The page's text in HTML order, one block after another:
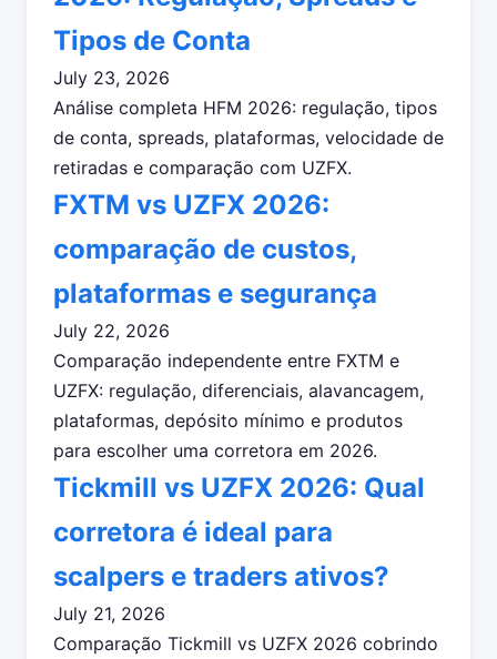
Tipos de Conta
July 23, 2026
Análise completa HFM 2026: regulação, tipos
de conta, spreads, plataformas, velocidade de
retiradas e comparação com UZFX.
FXTM vs UZFX 2026:
comparação de custos,
plataformas e segurança
July 22, 2026
Comparação independente entre FXTM e
UZFX: regulação, diferenciais, alavancagem,
plataformas, depósito mínimo e produtos
para escolher uma corretora em 2026.
Tickmill vs UZFX 2026: Qual
corretora é ideal para
scalpers e traders ativos?
July 21, 2026
Comparação Tickmill vs UZFX 2026 cobrindo